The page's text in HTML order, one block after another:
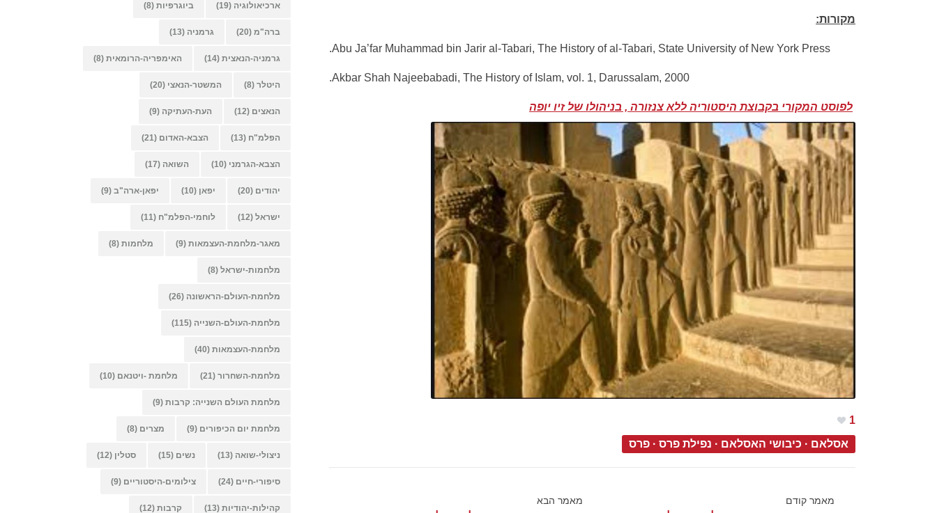
מקורות:
Abu Ja’far Muhammad bin Jarir al-Tabari, The History of al-Tabari, State University of New York Press.
Akbar Shah Najeebabadi, The History of Islam, vol. 1, Darussalam, 2000.
לפוסט המקורי בקבוצת היסטוריה ללא צנזורה , בניהולו של זיו יופה
1
אסלאם · כיבושי האסלאם · נפילת פרס · פרס
מאמר קודם מאמר הבא
ארכיאולוגיה (19) ביוגרפיות (8)
ברה"מ (20) גרמניה (13)
גרמניה-הנאצית (14) האימפריה-הרומאית (8)
היטלר (8) המשטר-הנאצי (20)
הנאצים (12) העת-העתיקה (9)
הפלמ"ח (13) הצבא-האדום (21)
הצבא-הגרמני (10) השואה (17)
יהודים (20) יפאן (10) יפאן-ארה"ב (9)
ישראל (12) לוחמי-הפלמ"ח (11)
מאגר-מלחמת-העצמאות (9) מלחמות (8)
מלחמות-ישראל (8)
מלחמת-העולם-הראשונה (26)
מלחמת-העולם-השנייה (115)
מלחמת-העצמאות (40)
מלחמת-השחרור (21) מלחמת -ויטנאם (10)
מלחמת העולם השנייה: קרבות (9)
מלחמת יום הכיפורים (9) מצרים (8)
ניצולי-שואה (13) נשים (15) סטלין (12)
סיפורי-חיים (24) צילומים-היסטוריים (9)
קהילות-יהודיות (13) קרבות (12)